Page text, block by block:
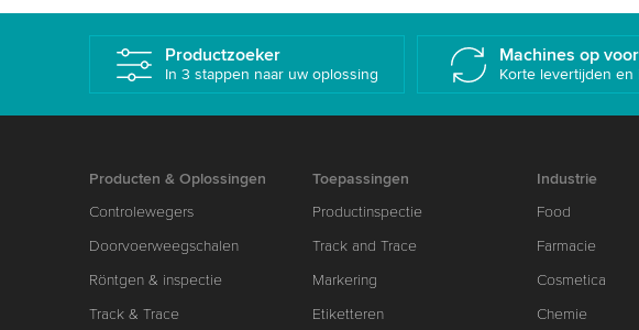
Productzoeker
In 3 stappen naar uw oplossing
Machines op
Korte levertijden en
Producten & Oplossingen
Controlewegers
Doorvoerweegschalen
Röntgen & inspectie
Track & Trace
Toepassingen
Productinspectie
Track and Trace
Markering
Etiketteren
Industrie
Food
Farmacie
Cosmetica
Chemie